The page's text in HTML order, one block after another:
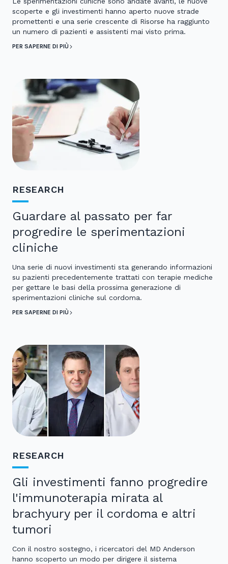
scoperte e gli investimenti hanno aperto nuove strade
promettenti e una serie crescente di Risorse ha raggiunto
un numero di pazienti e assistenti mai visto prima.
PER SAPERNE DI PIÙ
RESEARCH
Guardare al passato per far
progredire le sperimentazioni
cliniche
Una serie di nuovi investimenti sta generando informazioni
su pazienti precedentemente trattati con terapie mediche
per gettare le basi della prossima generazione di
sperimentazioni cliniche sul cordoma.
PER SAPERNE DI PIÙ
RESEARCH
Gli investimenti fanno progredire
l'immunoterapia mirata al
brachyury per il cordoma e altri
tumori
Con il nostro sostegno, i ricercatori del MD Anderson
hanno scoperto un modo per dirigere il sistema